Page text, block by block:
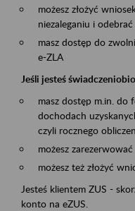
możesz złożyć
niezaleganiu i odebrać
masz dostęp do
e-ZLA
Jeśli jesteś
masz dostęp m.in. do
dochodach
czyli rocznego
możesz zarezerwować
możesz też złożyć
Jesteś klientem ZUS -
konto na eZUS.